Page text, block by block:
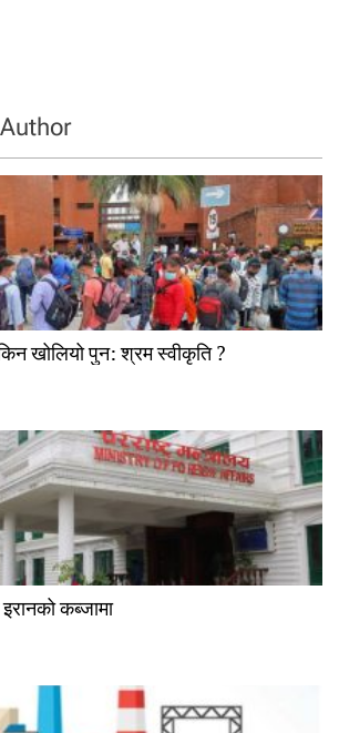
खोलियो पुन: श्रम स्वीकृति ?
कब्जामा